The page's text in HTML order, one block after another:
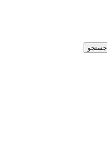
جستجو